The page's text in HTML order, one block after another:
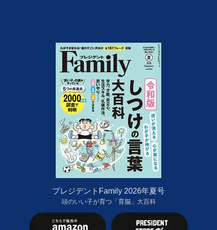
プレジデントFamily 2026年夏号
頭のいい子が育つ「育脳」大百科